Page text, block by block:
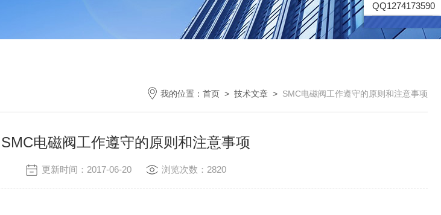
我的位置： 首页 > 技术文章 > SMC电磁阀工作遵守的原则和注意事项
SMC电磁阀工作遵守的原则和注意事项
更新时间：2017-06-20 浏览次数：2820
QQ1274173590